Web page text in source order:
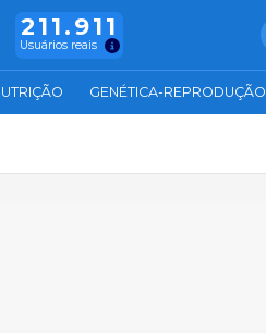
211.911
Usuários reais
GENÉTICA-REPRODUÇÃO